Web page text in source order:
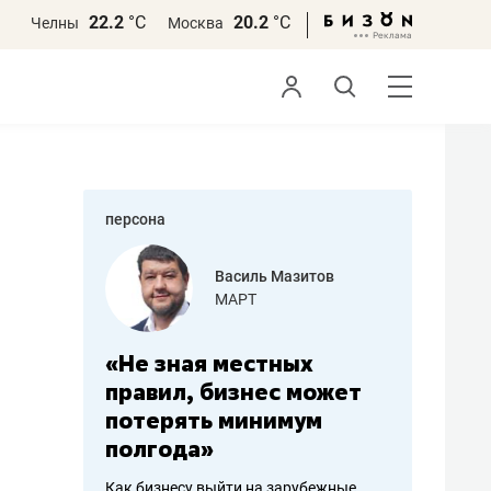
Челны 22.2 °С Москва 20.2 °С
персона
работа
Василь Мазитов
МАРТ
«Не зная местных
правил, бизнес может
потерять минимум
полгода»